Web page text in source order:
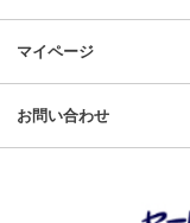
マイページ
お問い合わせ